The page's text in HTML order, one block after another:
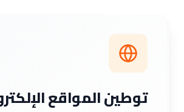
توطين المواقع